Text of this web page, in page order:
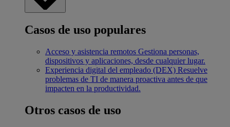
Casos de uso populares
Acceso y asistencia remotos Gestiona personas,
dispositivos y aplicaciones, desde cualquier lugar.
Experiencia digital del empleado (DEX) Resuelve
problemas de TI de manera proactiva antes de que
impacten en la productividad.
Otros casos de uso